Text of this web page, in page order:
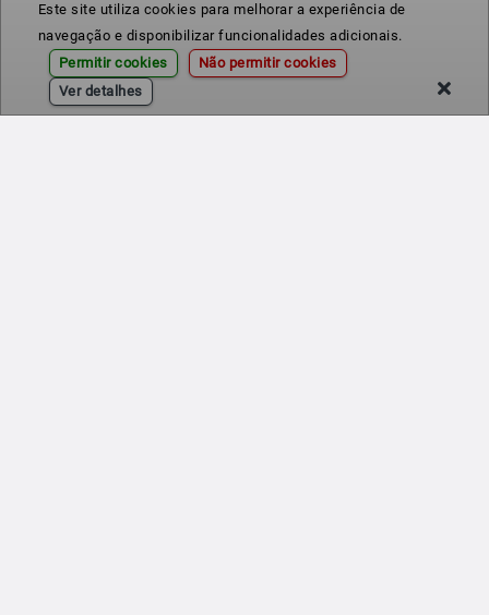
Este site utiliza cookies para melhorar a experiência de
navegação e disponibilizar funcionalidades adicionais.
Permitir cookies
Não permitir cookies
Ver detalhes